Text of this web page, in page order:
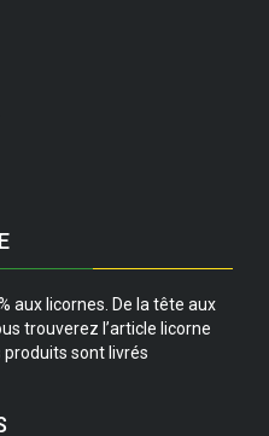
aux licornes. De la tête aux
trouverez l’article licorne
sont livrés